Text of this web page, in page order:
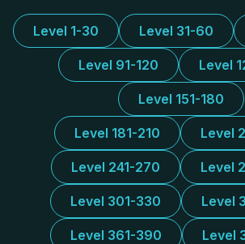
Level 1-30 Level 31-60
Level 91-120 Level
Level 151-180
Level 181-210 Level
Level 241-270 Level
Level 301-330 Level
Level 361-390 Level